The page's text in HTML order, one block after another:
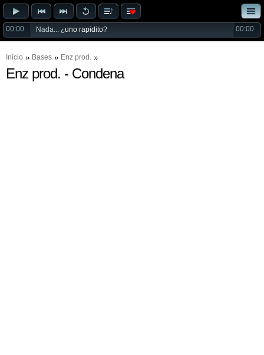
00:00 Nada... ¿uno rapidito? 00:00
Inicio Bases Enz prod.
Enz prod. - Condena